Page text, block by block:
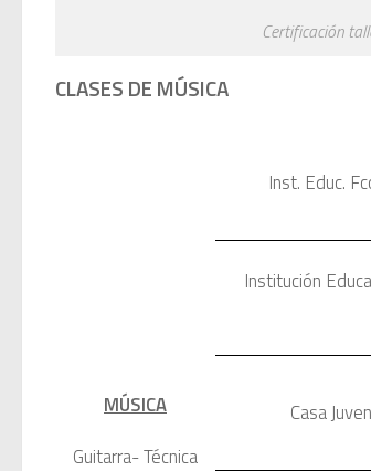
Certificación
CLASES DE MÚSICA
MÚSICA
Guitarra- Técnica
Inst. Educ.
Institución
Casa